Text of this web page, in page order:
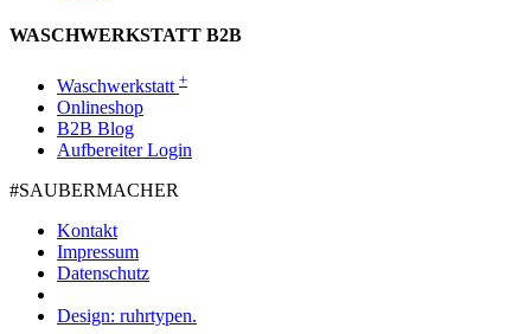
WASCHWERKSTATT B2B
Waschwerkstatt +
Onlineshop
B2B Blog
Aufbereiter Login
#SAUBER­MACHER
Kontakt
Impressum
Datenschutz
Design: ruhrtypen.